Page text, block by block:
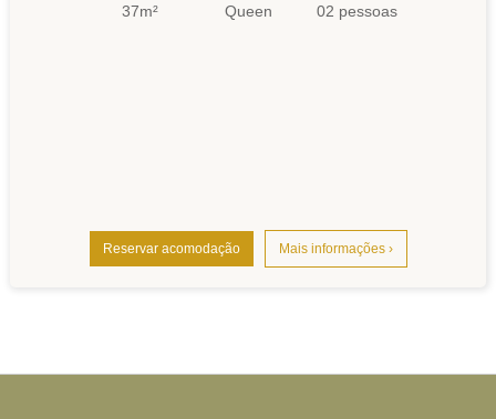
37m² Queen 02 pessoas
Reservar acomodação Mais informações ›